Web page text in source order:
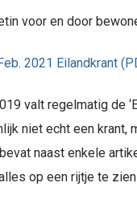
voor en door
2021 Eilandkrant
valt regelmatig de
niet echt een krant,
naast enkele
op een rijtje te